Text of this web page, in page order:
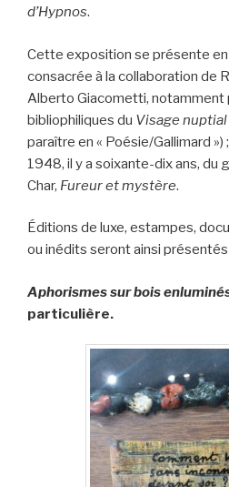
d’Hypnos.
Cette exposition se présente en
consacrée à la collaboration de
Alberto Giacometti, notamment
bibliophiliques du Visage nuptial
paraître en « Poésie/Gallimard »)
1948, il y a soixante-dix ans, du
Char, Fureur et mystère.
Éditions de luxe, estampes,
ou inédits seront ainsi
Aphorismes sur bois
particulière.